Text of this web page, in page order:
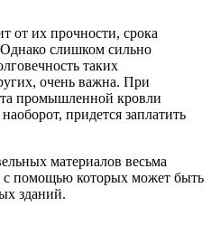
от их прочности, срока
слишком сильно
таких
очень важна. При
промышленной кровли
придется заплатить
материалов весьма
с помощью которых может быть
зданий.